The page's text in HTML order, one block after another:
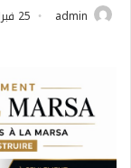
admin 25 فبراير 2025